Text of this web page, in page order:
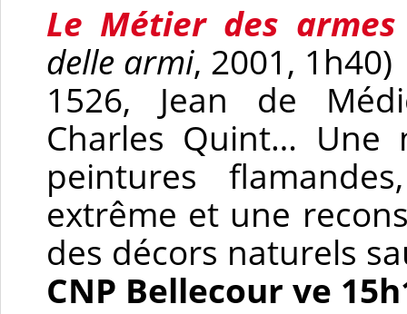
Le Métier des armes
delle armi, 2001, 1h40)
1526, Jean de
Charles Quint… Une
peintures
extrême et une
des décors naturels
CNP Bellecour ve